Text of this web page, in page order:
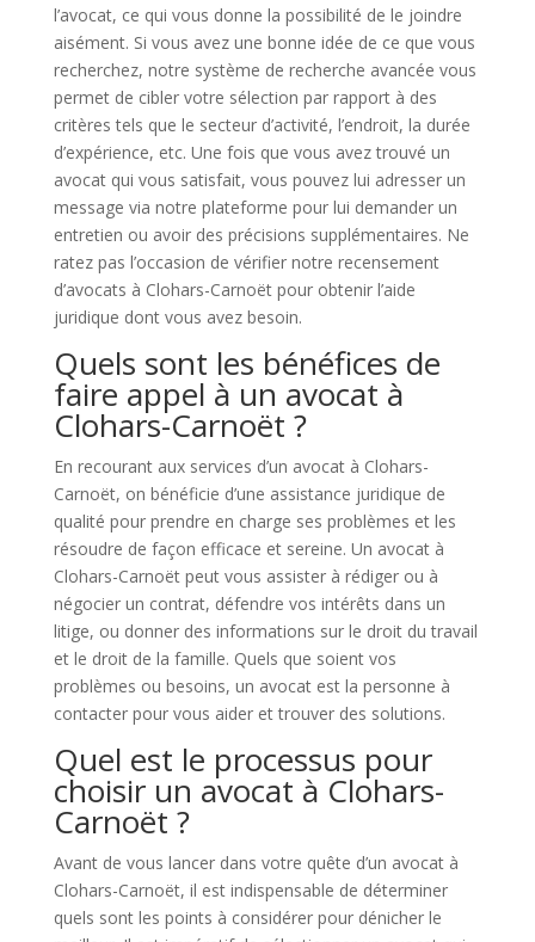
l’avocat, ce qui vous donne la possibilité de le joindre
aisément. Si vous avez une bonne idée de ce que vous
recherchez, notre système de recherche avancée vous
permet de cibler votre sélection par rapport à des
critères tels que le secteur d’activité, l’endroit, la durée
d’expérience, etc. Une fois que vous avez trouvé un
avocat qui vous satisfait, vous pouvez lui adresser un
message via notre plateforme pour lui demander un
entretien ou avoir des précisions supplémentaires. Ne
ratez pas l’occasion de vérifier notre recensement
d’avocats à Clohars-Carnoët pour obtenir l’aide
juridique dont vous avez besoin.
Quels sont les bénéfices de
faire appel à un avocat à
Clohars-Carnoët ?
En recourant aux services d’un avocat à Clohars-
Carnoët, on bénéficie d’une assistance juridique de
qualité pour prendre en charge ses problèmes et les
résoudre de façon efficace et sereine. Un avocat à
Clohars-Carnoët peut vous assister à rédiger ou à
négocier un contrat, défendre vos intérêts dans un
litige, ou donner des informations sur le droit du travail
et le droit de la famille. Quels que soient vos
problèmes ou besoins, un avocat est la personne à
contacter pour vous aider et trouver des solutions.
Quel est le processus pour
choisir un avocat à Clohars-
Carnoët ?
Avant de vous lancer dans votre quête d’un avocat à
Clohars-Carnoët, il est indispensable de déterminer
quels sont les points à considérer pour dénicher le